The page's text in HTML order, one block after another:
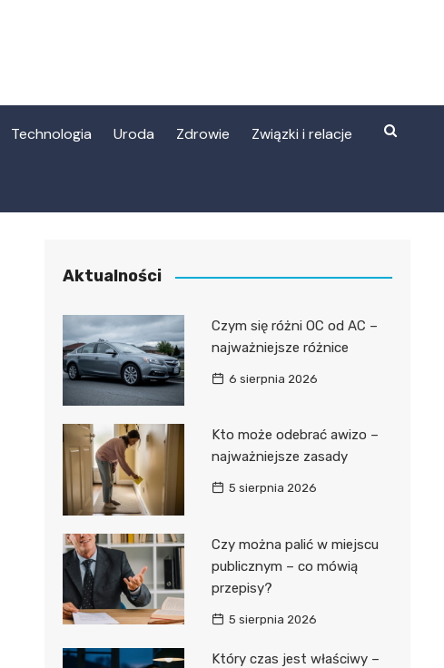
Technologia Uroda Zdrowie Związki i relacje
Aktualności
Czym się różni OC od AC –
najważniejsze różnice
6 sierpnia 2026
Kto może odebrać awizo –
najważniejsze zasady
5 sierpnia 2026
Czy można palić w miejscu
publicznym – co mówią
przepisy?
5 sierpnia 2026
Który czas jest właściwy –